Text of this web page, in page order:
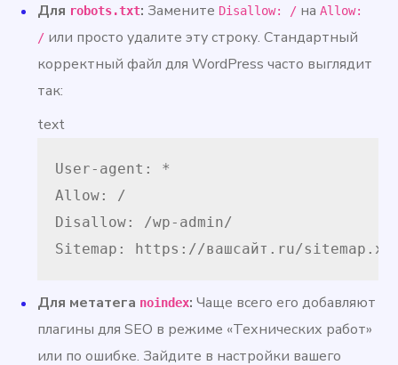
Для robots.txt: Замените Disallow: / наAllow:
/ или просто удалите эту строку. Стандартный
корректный файл для WordPress часто выглядит
так:
text
User-agent: *
Allow: /
Disallow: /wp-admin/
Sitemap: https://вашсайт.ru/
Для метатега noindex: Чаще всего его добавляют
плагины для SEO в режиме «Технических работ»
или по ошибке. Зайдите в настройки вашего